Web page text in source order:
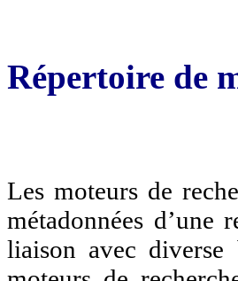
Répertoire de
Les moteurs de
métadonnées
liaison avec diverse